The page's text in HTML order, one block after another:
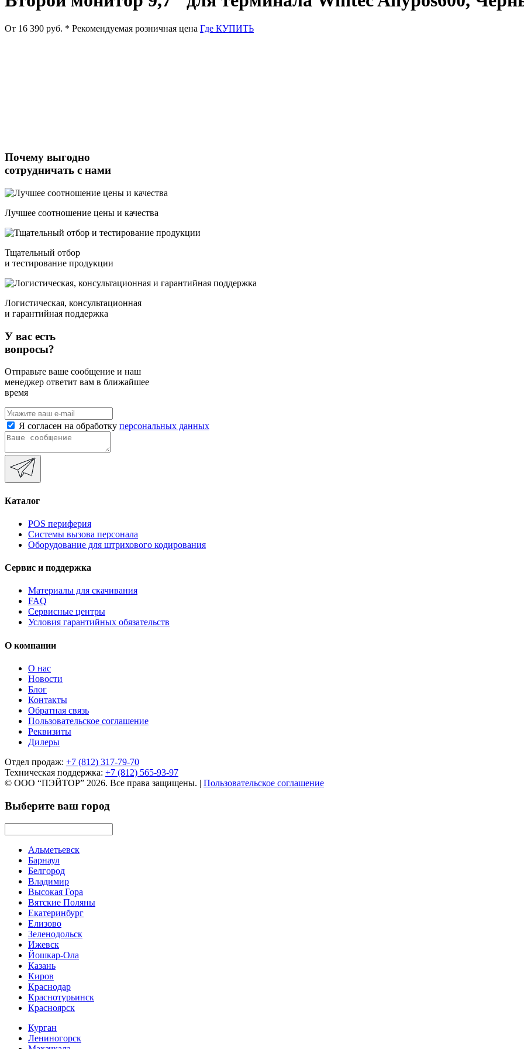
От 16 390 руб. * Рекомендуемая розничная цена Где КУПИТЬ
Почему выгодно
сотрудничать с нами
Лучшее соотношение цены и качества
Тщательный отбор
и тестирование продукции
Логистическая, консультационная
и гарантийная поддержка
У вас есть
вопросы?
Отправьте ваше сообщение и наш
менеджер ответит вам в ближайшее
время
Я согласен на обработку персональных данных
Каталог
POS периферия
Системы вызова персонала
Оборудование для штрихового кодирования
Сервис и поддержка
Материалы для скачивания
FAQ
Сервисные центры
Условия гарантийных обязательств
О компании
О нас
Новости
Блог
Контакты
Обратная связь
Пользовательское соглашение
Реквизиты
Дилеры
Отдел продаж: +7 (812) 317-79-70
Техническая поддержка: +7 (812) 565-93-97
© ООО “ПЭЙТОР” 2026. Все права защищены. | Пользовательское соглашение
Выберите ваш город
Альметьевск
Барнаул
Белгород
Владимир
Высокая Гора
Вятские Поляны
Екатеринбург
Елизово
Зеленодольск
Ижевск
Йошкар-Ола
Казань
Киров
Краснодар
Краснотурьинск
Красноярск
Курган
Лениногорск